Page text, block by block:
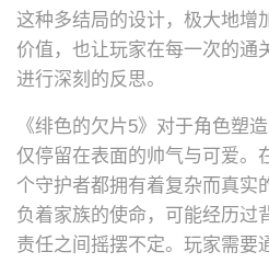
这种多结局的设计，极大地增
价值，也让玩家在每一次的通
进行深刻的反思。
《绯色的欠片5》对于角色塑
仅停留在表面的帅气与可爱。
个守护者都拥有着复杂而真实
负着家族的使命，可能经历过
责任之间摇摆不定。玩家需要